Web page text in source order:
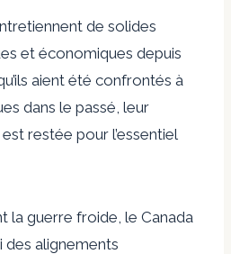
de solides
et économiques depuis
aient été confrontés à
dans le passé, leur
restée pour l’essentiel
la guerre froide, le Canada
des alignements